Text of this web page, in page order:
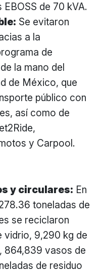
de 70 kVA.
Se evitaron
a la
de
la mano del
de México, que
público con
así como de
y Carpool.
y circulares: En
toneladas de
se reciclaron
vidrio, 9,290 kg de
864,839 vasos de
de residuo